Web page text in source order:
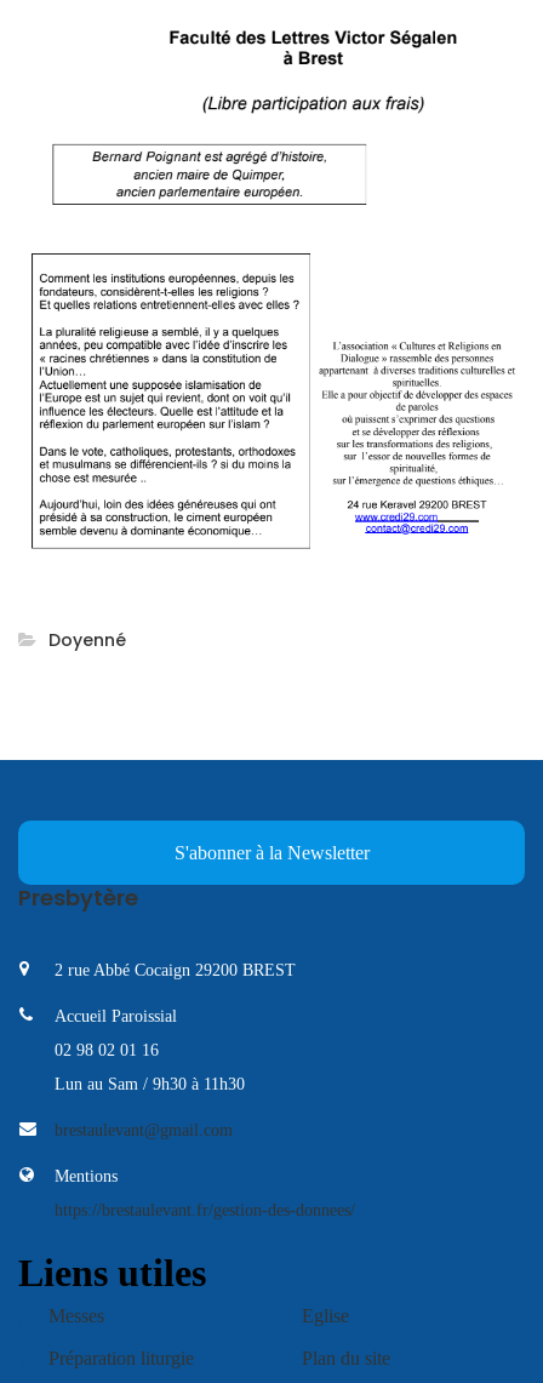
Doyenné
S'abonner à la Newsletter
Presbytère
2 rue Abbé Cocaign 29200 BREST
Accueil Paroissial
02 98 02 01 16
Lun au Sam / 9h30 à 11h30
brestaulevant@gmail.com
Mentions
https://brestaulevant.fr/gestion-des-donnees/
Liens utiles
Messes Eglise
Préparation liturgie Plan du site